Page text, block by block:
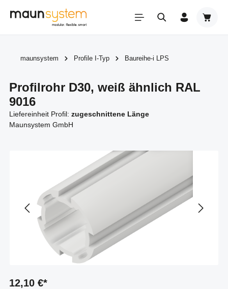
Zum Hauptinhalt springen
maunsystem Profile I-Typ Baureihe-i LPS
Profilrohr D30, weiß ähnlich RAL
9016
Liefereinheit Profil: zugeschnittene Länge
Maunsystem GmbH
12,10 €*